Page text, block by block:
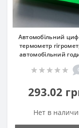
Автомобільний
термометр
автомобільний
293.02
Нет в